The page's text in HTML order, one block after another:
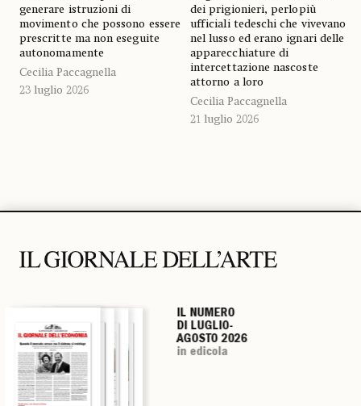
generare istruzioni di
movimento che possono essere
prescritte ma non eseguite
autonomamente
Cecilia Paccagnella
23 luglio 2026
dei prigionieri, perlopiù
ufficiali tedeschi che vivevano
nel lusso ed erano ignari delle
apparecchiature di
intercettazione nascoste
attorno a loro
Cecilia Paccagnella
21 luglio 2026
IL NUMERO
DI LUGLIO-
AGOSTO 2026
in edicola
IL NUMERO
DI LUGLIO-
AGOSTO 2026
in edicola
IL NUMERO
DI LUGLIO-
AGOSTO 2026
in edicola
IL NUMERO
DI LUGLIO-
AGOSTO 2026
in edicola